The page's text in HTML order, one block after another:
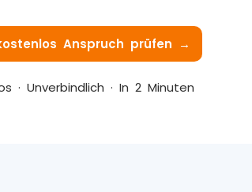
Anspruch prüfen →
· Unverbindlich · In 2 Minuten